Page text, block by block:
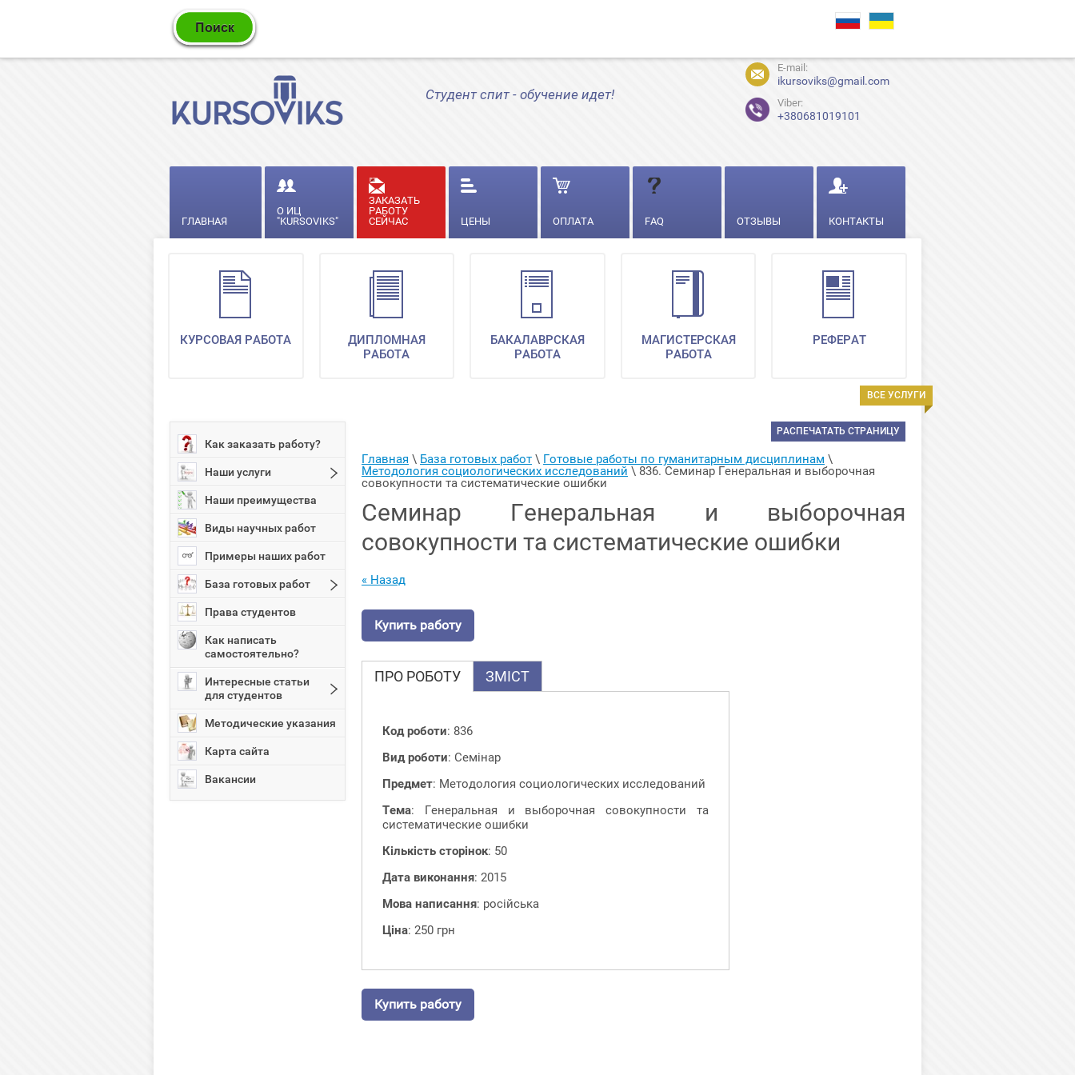
Студент спит - обучение идет!
E-mail:
ikursoviks@gmail.com
Viber:
+380681019101
ГЛАВНАЯ
О ИЦ
"KURSOVIKS"
ЗАКАЗАТЬ
РАБОТУ
СЕЙЧАС
ЦЕНЫ ОПЛАТА FAQ ОТЗЫВЫ КОНТАКТЫ
ВСЕ УСЛУГИ
КУРСОВАЯ РАБОТА
ДИПЛОМНАЯ
РАБОТА
БАКАЛАВРСКАЯ
РАБОТА
МАГИСТЕРСКАЯ
РАБОТА
РЕФЕРАТ
Как заказать работу?
Наши услуги
Наши преимущества
Виды научных работ
Примеры наших работ
База готовых работ
Права студентов
Как написать
самостоятельно?
Интересные статьи
для студентов
Методические указания
Карта сайта
Вакансии
РАСПЕЧАТАТЬ СТРАНИЦУ
Главная \ База готовых работ \ Готовые работы по гуманитарным дисциплинам
Методология социологических исследований \ 836. Семинар Генеральная и выборочная
совокупности та систематические ошибки
Семинар Генеральная и выборочная
совокупности та систематические ошибки
« Назад
Купить работу
ПРО РОБОТУ ЗМІСТ
Код роботи: 836
Вид роботи: Семінар
Предмет: Методология социологических исследований
Тема: Генеральная и выборочная совокупности та
систематические ошибки
Кількість сторінок: 50
Дата виконання: 2015
Мова написання: російська
Ціна: 250 грн
Купить работу